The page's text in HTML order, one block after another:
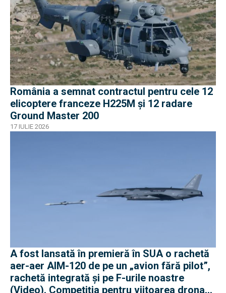
România a semnat contractul pentru cele 12
elicoptere franceze H225M și 12 radare
Ground Master 200
17 IULIE 2026
A fost lansată în premieră în SUA o rachetă
aer-aer AIM-120 de pe un „avion fără pilot”,
rachetă integrată și pe F-urile noastre
(Video). Competiția pentru viitoarea drona